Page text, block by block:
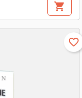
shopping_cart
favorite_border